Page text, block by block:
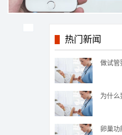
热门新闻
做试管
为什么
卵巢功